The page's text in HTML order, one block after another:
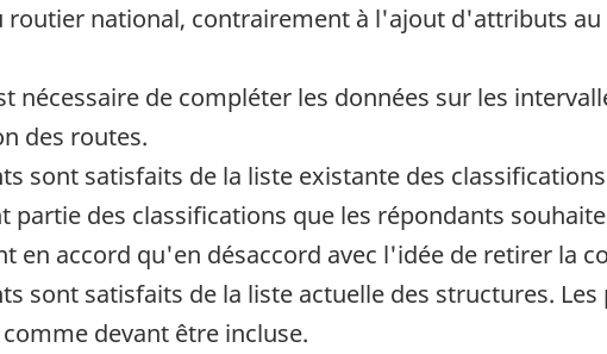
routier national, contrairement à l'ajout d'attributs
nécessaire de compléter les données sur les
des routes.
sont satisfaits de la liste existante des
partie des classifications que les répondants
en accord qu'en désaccord avec l'idée de retirer la
sont satisfaits de la liste actuelle des structures.
devant être incluse.